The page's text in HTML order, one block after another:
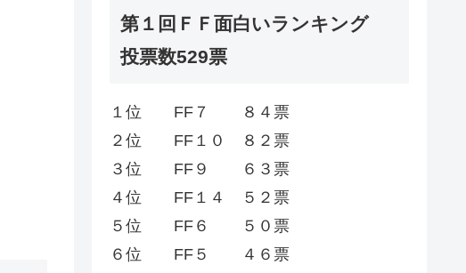
第１回ＦＦ面白いランキング
投票数529票
１位 FF７ ８４票
２位 FF１０ ８２票
３位 FF９ ６３票
４位 FF１４ ５２票
５位 FF６ ５０票
６位 FF５ ４６票